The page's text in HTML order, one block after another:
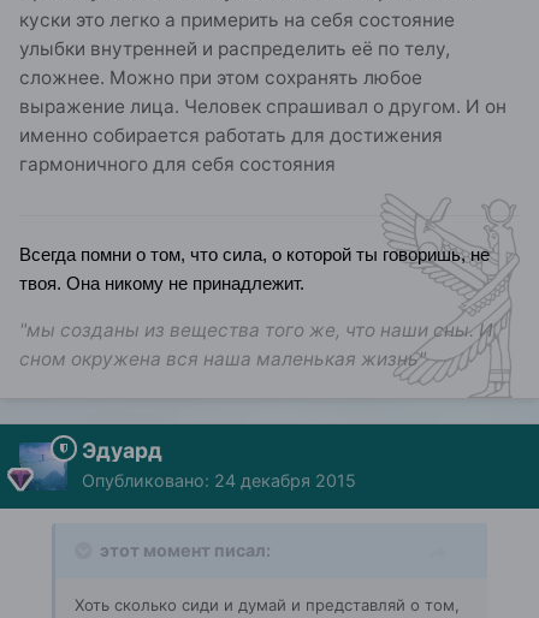
куски это легко а примерить на себя состояние
улыбки внутренней и распределить её по телу,
сложнее. Можно при этом сохранять любое
выражение лица. Человек спрашивал о другом. И он
именно собирается работать для достижения
гармоничного для себя состояния
Всегда помни о том, что сила, о которой ты говоришь, не
твоя. Она никому не принадлежит.
"мы созданы из вещества того же, что наши сны. И
сном окружена вся наша маленькая жизнь"
Эдуард
Опубликовано: 24 декабря 2015
этот момент писал:
Хоть сколько сиди и думай и представляй о том,